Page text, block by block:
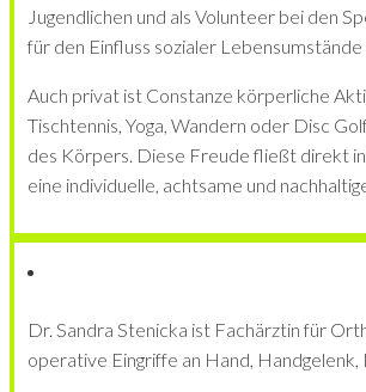
Jugendlichen und als Volunteer bei den
für den Einfluss sozialer
Auch privat ist Constanze körperliche
Tischtennis, Yoga, Wandern oder Disc
des Körpers. Diese Freude fließt direkt
eine individuelle, achtsame und
Dr. Sandra Stenicka ist Fachärztin für
operative Eingriffe an Hand, Handgelenk,